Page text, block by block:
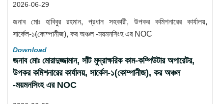
2026-06-29
জনাব মোঃ হাবিবুর রহমান, প্রধান সহকারী, উপকর কমিশনারের কার্যালয়,
সার্কেল-১(কোম্পানীজ), কর অঞ্চল -ময়মনসিংহ এর NOC
Download
জনাব মোঃ মোরাদুজ্জামান, সাঁট মুদ্রাক্ষরিক কাম-কম্পিউটার অপারেটর,
উপকর কমিশনারের কার্যালয়, সার্কেল-১(কোম্পানীজ), কর অঞ্চল
-ময়মনসিংহ এর NOC